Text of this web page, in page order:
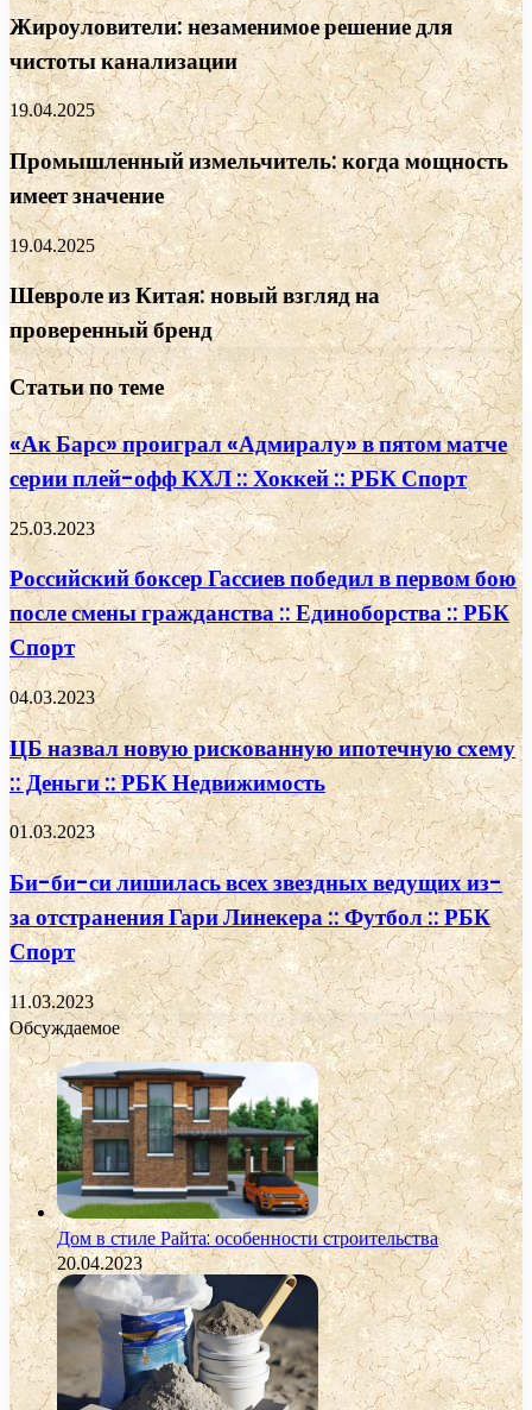
Жироуловители: незаменимое решение для
чистоты канализации
19.04.2025
Промышленный измельчитель: когда мощность
имеет значение
19.04.2025
Шевроле из Китая: новый взгляд на
проверенный бренд
Статьи по теме
«Ак Барс» проиграл «Адмиралу» в пятом матче
серии плей-офф КХЛ :: Хоккей :: РБК Спорт
25.03.2023
Российский боксер Гассиев победил в первом бою
после смены гражданства :: Единоборства :: РБК
Спорт
04.03.2023
ЦБ назвал новую рискованную ипотечную схему
:: Деньги :: РБК Недвижимость
01.03.2023
Би-би-си лишилась всех звездных ведущих из-
за отстранения Гари Линекера :: Футбол :: РБК
Спорт
11.03.2023
Обсуждаемое
Дом в стиле Райта: особенности строительства
20.04.2023